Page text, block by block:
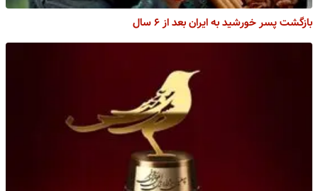
بازگشت پسر خورشید به ایران بعد از ۶ سال